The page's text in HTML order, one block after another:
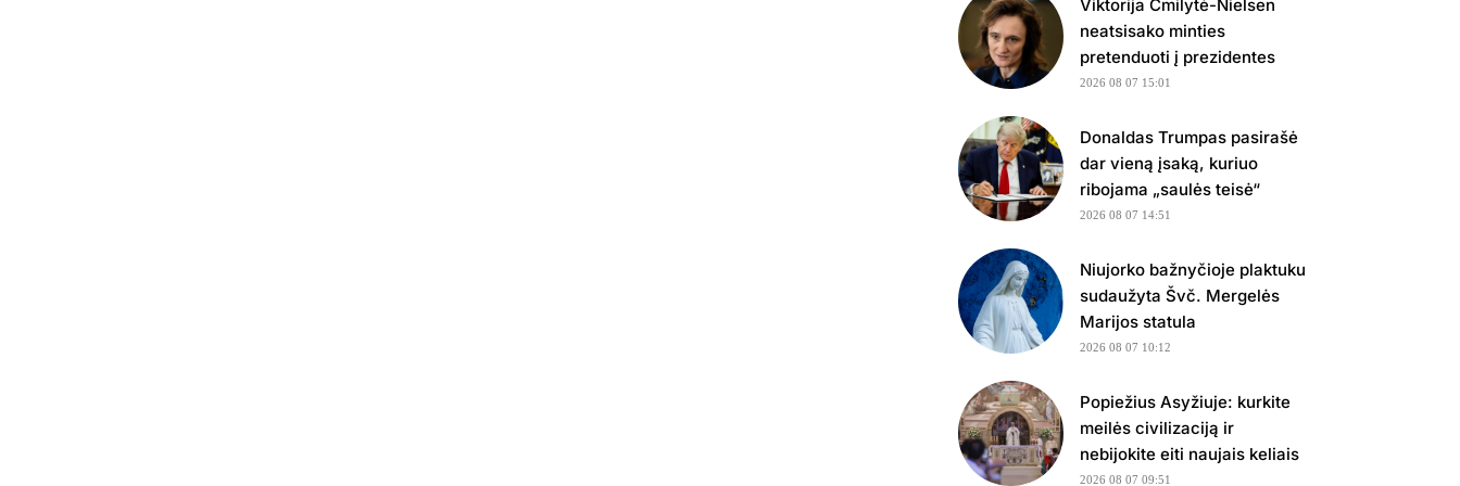
Viktorija Čmilytė-Nielsen
neatsisako minties
pretenduoti į prezidentes
2026 08 07 15:01
Donaldas Trumpas pasirašė
dar vieną įsaką, kuriuo
ribojama „saulės teisė“
2026 08 07 14:51
Niujorko bažnyčioje plaktuku
sudaužyta Švč. Mergelės
Marijos statula
2026 08 07 10:12
Popiežius Asyžiuje: kurkite
meilės civilizaciją ir
nebijokite eiti naujais keliais
2026 08 07 09:51